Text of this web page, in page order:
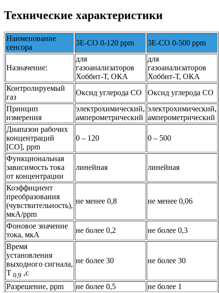
Технические характеристики
Наименование
сенсора
3Е-CО 0-120 ppm 3Е-CО 0-500 ppm
Назначение:
для
газоанализаторов
Хоббит-Т, ОКА
для
газоанализаторов
Хоббит-Т, ОКА
Контролируемый
газ
Оксид углерода CО
Оксид углерода CО
Принцип
измерения
электрохимический,
амперометрический
электрохимический,
амперометрический
Диапазон рабочих
концентраций
[CО], ppm
0 – 120 0 – 500
Функциональная
зависимость тока
от концентрации
линейная линейная
Коэффициент
преобразования
(чувствительность),
мкА/ppm
не менее 0,8 не менее 0,06
Фоновое значение
тока, мкА
не более 0,2
не более 0,3
Время
установления
выходного cигнала,
Т 0,9 ,с
не более 30 не более 30
Разрешение, ppm не более 0,5
не более 1